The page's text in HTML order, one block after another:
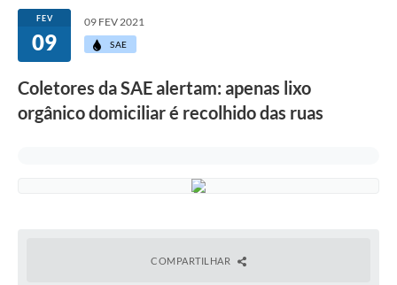
Portal da Transparência
Turismo
Secretarias
FEV
09
09 FEV 2021
SAE
Coletores da SAE alertam: apenas lixo
orgânico domiciliar é recolhido das ruas
COMPARTILHAR